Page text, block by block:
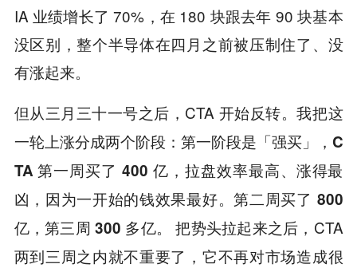
IA 业绩增长了 70%，在 180 块跟去年 90 块基本
没区别，整个半导体在四月之前被压制住了、没
有涨起来。
但从三月三十一号之后，CTA 开始反转。我把这
一轮上涨分成两个阶段：第一阶段是「强买」，C
TA 第一周买了 400 亿，拉盘效率最高、涨得最
凶，因为一开始的钱效果最好。第二周买了 800
亿，第三周 300 多亿。
把势头拉起来之后，CTA
两到三周之内就不重要了，它不再对市场造成很